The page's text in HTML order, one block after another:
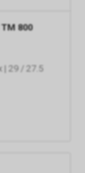
800
| 29 / 27.5